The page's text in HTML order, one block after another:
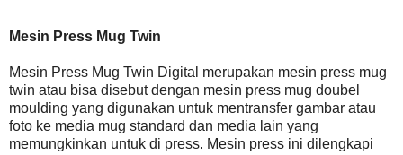
Mesin Press Mug Twin
Mesin Press Mug Twin Digital merupakan mesin press mug
twin atau bisa disebut dengan mesin press mug doubel
moulding yang digunakan untuk mentransfer gambar atau
foto ke media mug standard dan media lain yang
memungkinkan untuk di press. Mesin press ini dilengkapi